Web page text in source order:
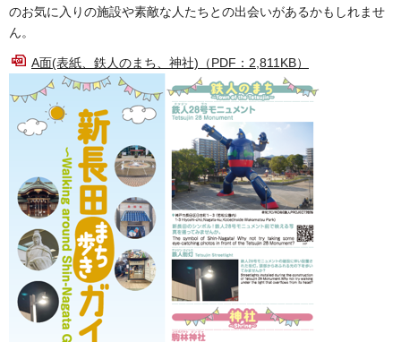
のお気に入りの施設や素敵な人たちとの出会いがあるかもしれませ
ん。
A面(表紙、鉄人のまち、神社)（PDF：2,811KB）